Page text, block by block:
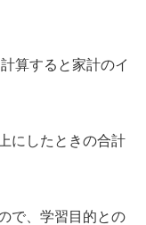
算すると家計のイ
にしたときの合計
で、学習目的との